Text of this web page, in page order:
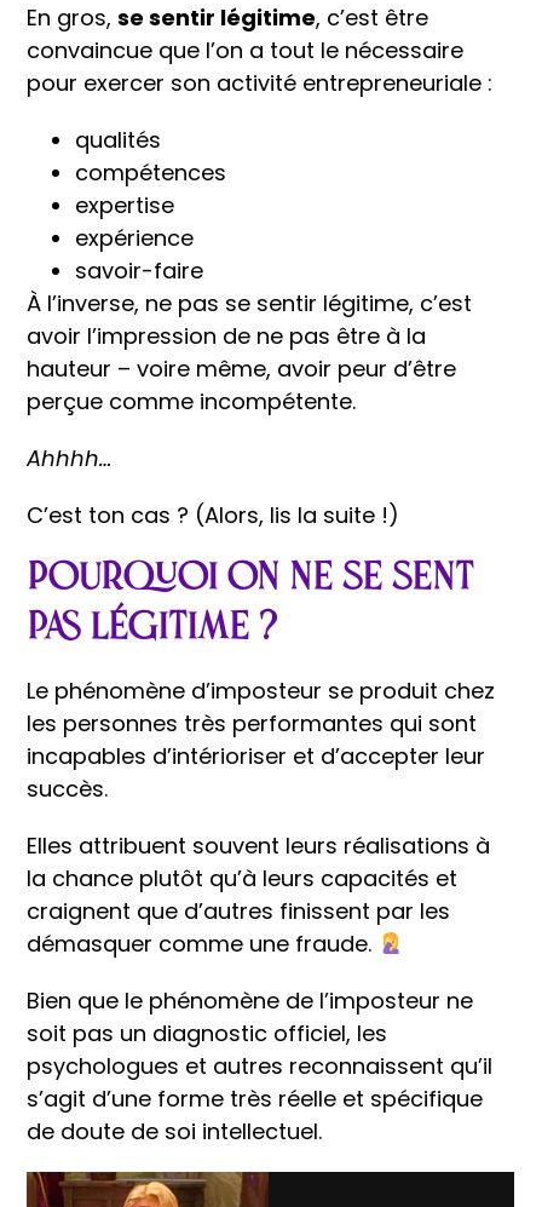
En gros,se sentir légitime, c’est être
convaincue que l’on a tout le nécessaire
pour exercer son activité entrepreneuriale :
qualités
compétences
expertise
expérience
savoir-faire
À l’inverse, ne pas se sentir légitime, c’est
avoir l’impression de ne pas être à la
hauteur – voire même, avoir peur d’être
perçue comme incompétente.
Ahhhh…
C’est ton cas ? (Alors, lis la suite !)
Pourquoi on ne se sent
pas légitime ?
Le phénomène d’imposteur se produit chez
les personnes très performantes qui sont
incapables d’intérioriser et d’accepter leur
succès.
Elles attribuent souvent leurs réalisations à
la chance plutôt qu’à leurs capacités et
craignent que d’autres finissent par les
démasquer comme une fraude.
Bien que le phénomène de l’imposteur ne
soit pas un diagnostic officiel, les
psychologues et autres reconnaissent qu’il
s’agit d’une forme très réelle et spécifique
de doute de soi intellectuel.